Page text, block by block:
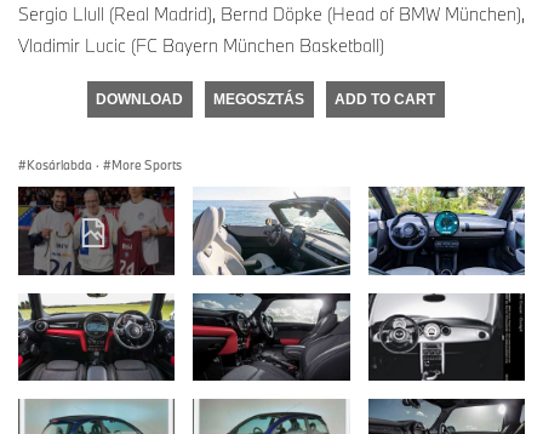
Sergio Llull (Real Madrid), Bernd Döpke (Head of BMW München),
Vladimir Lucic (FC Bayern München Basketball)
DOWNLOAD MEGOSZTÁS ADD TO CART
Kosárlabda · More Sports